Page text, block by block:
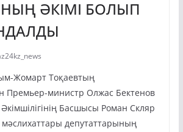
ӘКІМІ БОЛЫП
Жомарт Тоқаевтың
Премьер-министр Олжас Бектенов
Басшысы Роман Скляр
депутаттарының